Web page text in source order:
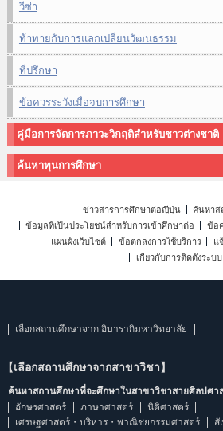
วีซ่า
ท้าทายกับการแลกเปลี่ยนวัฒนธรรม
ที่ปรึกษา
ข้อควรระวังเมื่อจบการศึกษา
คู่มือการจัดการภาวะวิกฤติสำหรับชาวต่างชาติ
ค้นหาทุนการศึกษา
ข่าวสารการศึกษาต่อญี่ปุ่น
ค้นหาส
ข้อมูลที่เป็นประโยชน์สำหรับการเข้าศึกษาต่อ
ข้อ
แผนผังเว็บไซต์
ข้อตกลงการใช้บริการ
แ
เกี่ยวกับการติดตั้งระบบ
เลือกสถานศึกษาจาก อิบารากิมหาวิทยาลัย
【เลือกสถานศึกษาจากสาขาวิชา】
ค้นหาสถานศึกษาที่จะศึกษาในสาขาวิชาสายศิลปศา
อักษรศาสตร์
ภาษาศาสตร์
นิติศาสตร์
เศรษฐศาสตร์・บริหาร・พาณิชยกรรมศาสตร์
สั